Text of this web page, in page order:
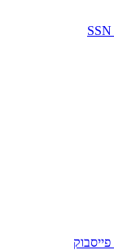
פייסבוק